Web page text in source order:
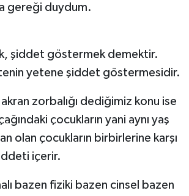
gereği duydum.
şiddet göstermek demektir.
yetene şiddet göstermesidir.
akran zorbalığı dediğimiz konu ise
çocukların yani aynı yaş
olan çocukların birbirlerine karşı
içerir.
bazen fiziki bazen cinsel bazen